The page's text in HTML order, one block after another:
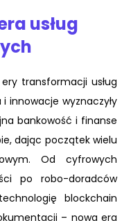
usług
transformacji usług
innowacje wyznaczyły
bankowość i finanse
dając początek wielu
Od cyfrowych
po robo-doradców
blockchain
– nowa era